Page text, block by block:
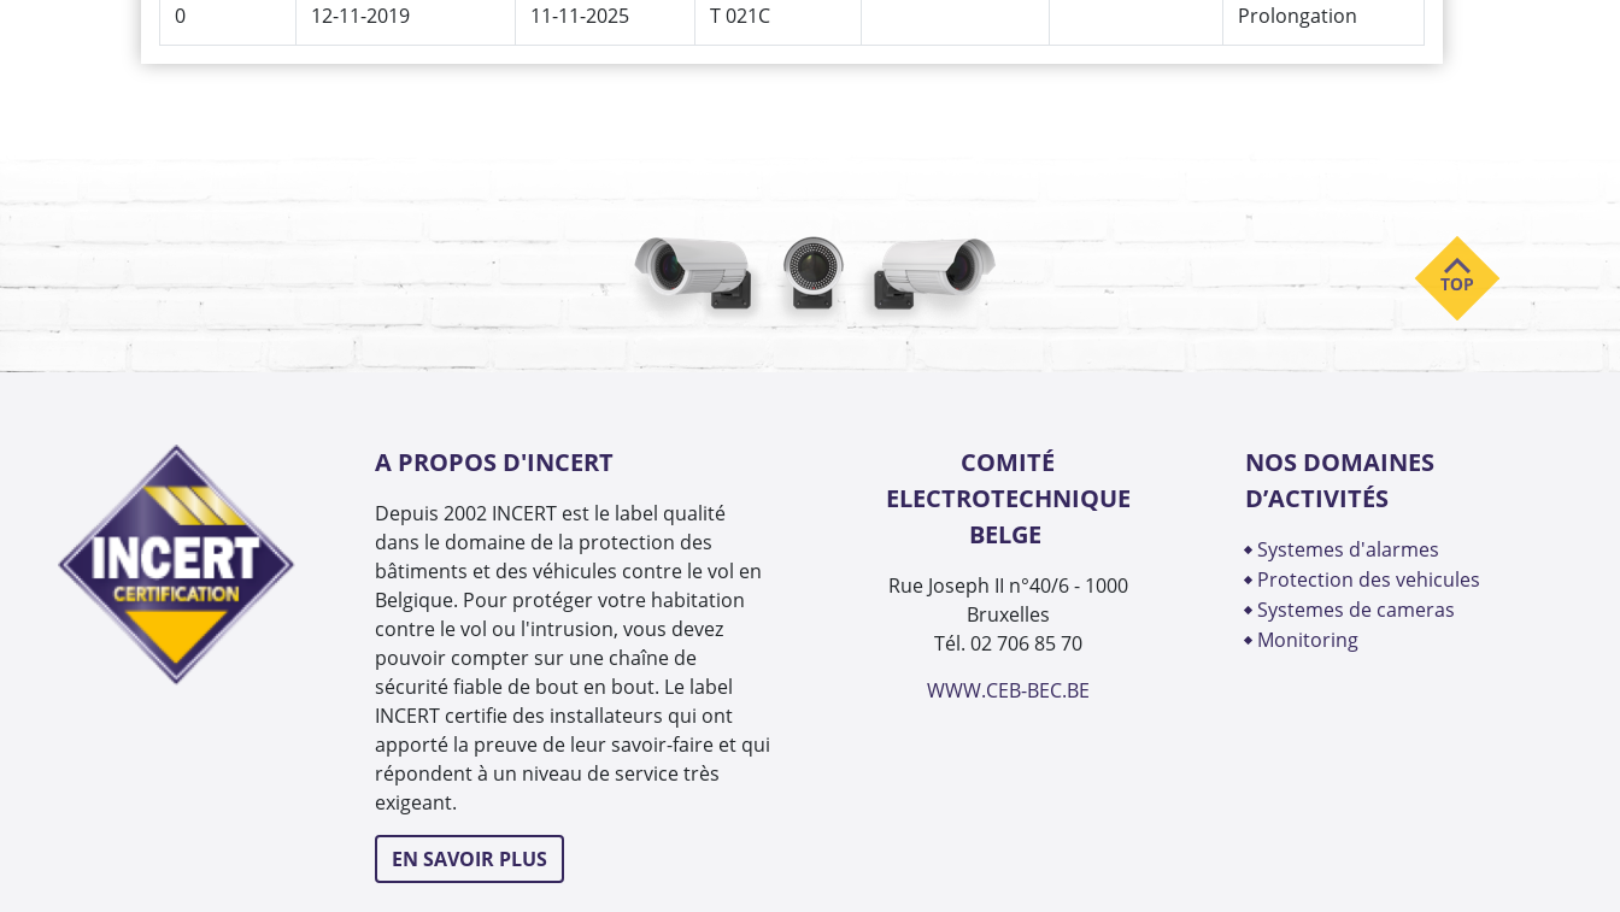
0 12-11-2019 11-11-2025 T 021C Prolongation
A PROPOS D'INCERT
Depuis 2002 INCERT est le label qualité
dans le domaine de la protection des
bâtiments et des véhicules contre le vol en
Belgique. Pour protéger votre habitation
contre le vol ou l'intrusion, vous devez
pouvoir compter sur une chaîne de
sécurité fiable de bout en bout. Le label
INCERT certifie des installateurs qui ont
apporté la preuve de leur savoir-faire et qui
répondent à un niveau de service très
exigeant.
EN SAVOIR PLUS
COMITÉ
ELECTROTECHNIQUE
BELGE
Rue Joseph II n°40/6 - 1000
Bruxelles
Tél. 02 706 85 70
WWW.CEB-BEC.BE
NOS DOMAINES
D’ACTIVITÉS
systemes d'alarmes
protection des vehicules
systemes de cameras
monitoring